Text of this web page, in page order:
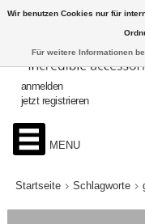
anmelden
jetzt registrieren
MENU
Startseite Schlagworte
Wir benutzen Cookies nur für
Für weitere Informationen